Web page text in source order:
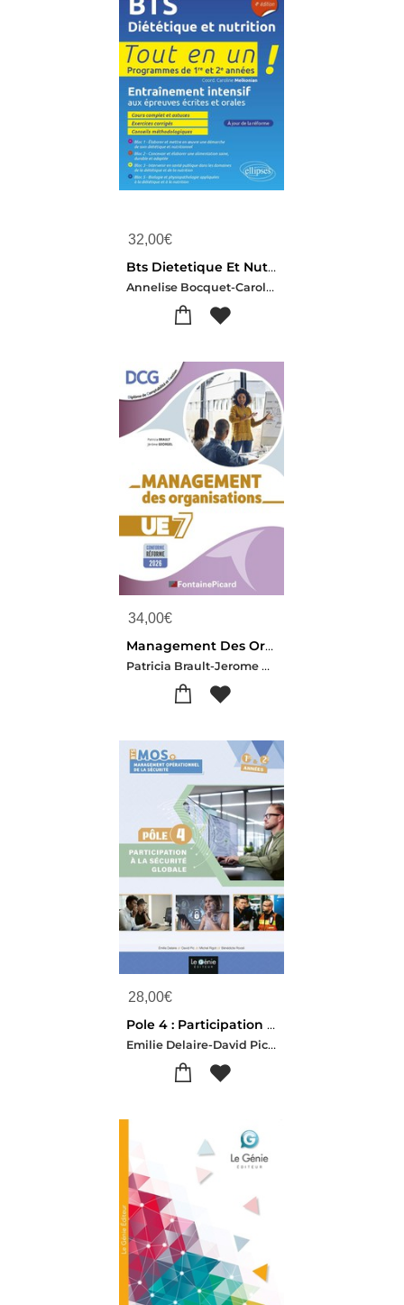
32,00€
Bts Dietetique Et Nutrition
Annelise Bocquet-Caroline Melkonian-Jessy Brutin-Anne-lise France-goral
34,00€
Management Des Organisations, Ue7 Dcg
Patricia Brault-Jerome Georgel
28,00€
Pole 4 : Participation A La Securite Globale : Bts Management Operationnel De La Securite, 1re Et 2e Annees
Emilie Delaire-David Pic-Michel Rigot-Benedicte Roosli